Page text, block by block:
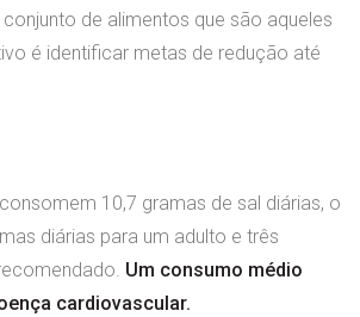
de alimentos que são aqueles
é identificar metas de redução até
10,7 gramas de sal diárias, o
diárias para um adulto e três
Um consumo médio
cardiovascular.